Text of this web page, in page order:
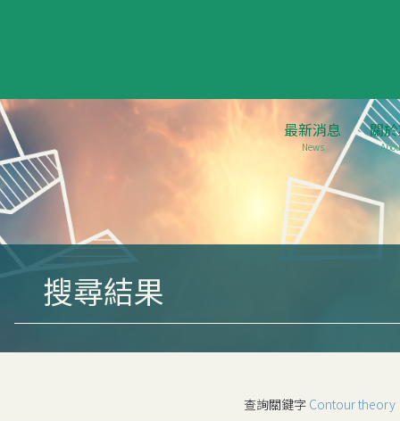
最新消息
News
關
搜尋結果
查詢關鍵字 Contour theory